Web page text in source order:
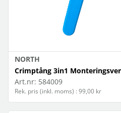
NORTH
Crimptång 3in1
Art.nr: 584009
Rek. pris (inkl. moms) : 99,00 kr